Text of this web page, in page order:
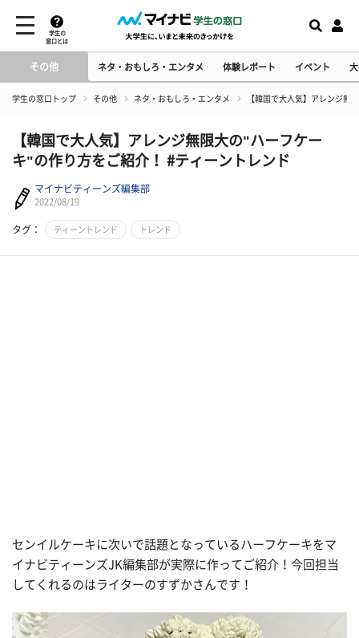
学生の
窓口とは
その他 ネタ・おもしろ・エンタメ 体験レポート イベント
学生の窓口トップ その他 ネタ・おもしろ・エンタメ 【韓国で大人気】アレンジ無
【韓国で大人気】アレンジ無限大の"ハーフケー
キ"の作り方をご紹介！ #ティーントレンド
マイナビティーンズ編集部
2022/08/19
タグ： ティーントレンド トレンド
センイルケーキに次いで話題となっているハーフケーキをマ
イナビティーンズJK編集部が実際に作ってご紹介！今回担当
してくれるのはライターのすずかさんです！